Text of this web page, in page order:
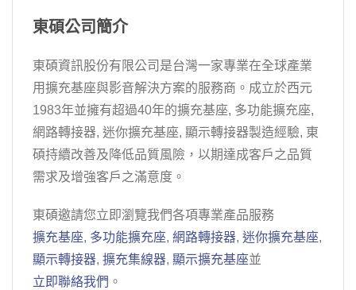
東碩公司簡介
東碩資訊股份有限公司是台灣一家專業在全球產業
用擴充基座與影音解決方案的服務商。成立於西元
1983年並擁有超過40年的擴充基座, 多功能擴充座,
網路轉接器, 迷你擴充基座, 顯示轉接器製造經驗, 東
碩持續改善及降低品質風險，以期達成客戶之品質
需求及增強客戶之滿意度。
東碩邀請您立即瀏覽我們各項專業產品服務
擴充基座, 多功能擴充座, 網路轉接器, 迷你擴充基座,
顯示轉接器, 擴充集線器, 顯示擴充基座並
立即聯絡我們 。